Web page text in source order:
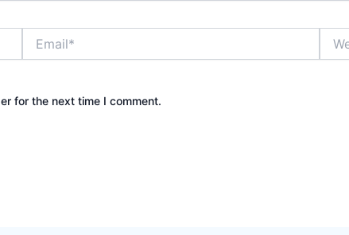
for the next time I comment.